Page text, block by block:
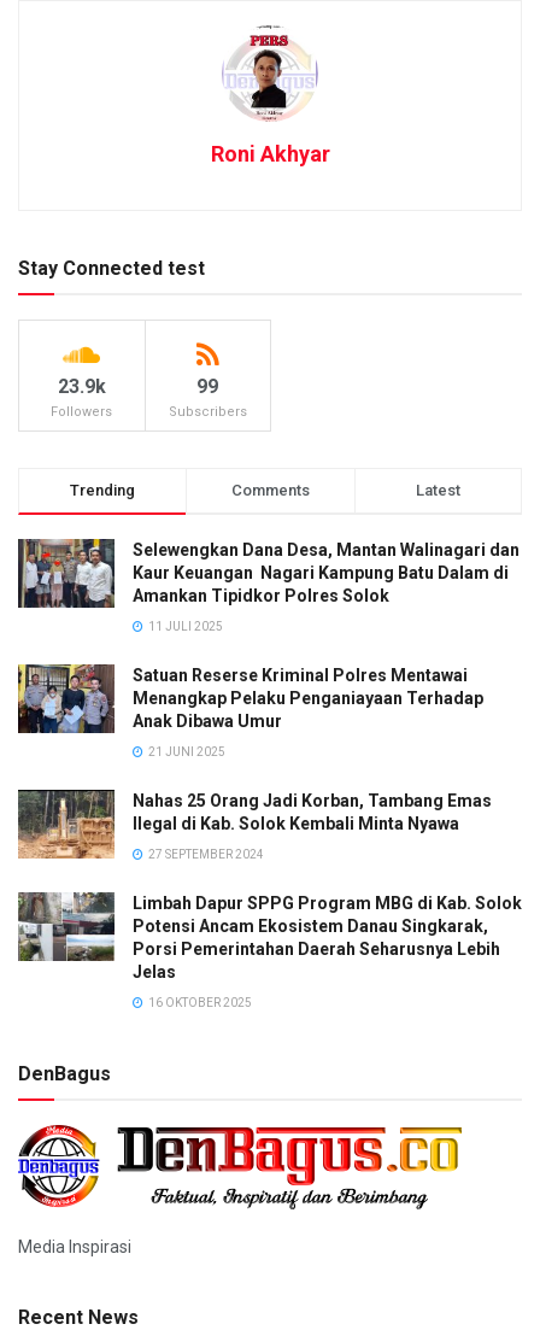
Roni Akhyar
Stay Connected test
23.9k
Followers
99
Subscribers
Trending Comments Latest
Selewengkan Dana Desa, Mantan Walinagari dan
Kaur Keuangan Nagari Kampung Batu Dalam di
Amankan Tipidkor Polres Solok
11 JULI 2025
Satuan Reserse Kriminal Polres Mentawai
Menangkap Pelaku Penganiayaan Terhadap
Anak Dibawa Umur
21 JUNI 2025
Nahas 25 Orang Jadi Korban, Tambang Emas
Ilegal di Kab. Solok Kembali Minta Nyawa
27 SEPTEMBER 2024
Limbah Dapur SPPG Program MBG di Kab. Solok
Potensi Ancam Ekosistem Danau Singkarak,
Porsi Pemerintahan Daerah Seharusnya Lebih
Jelas
16 OKTOBER 2025
DenBagus
Media Inspirasi
Recent News